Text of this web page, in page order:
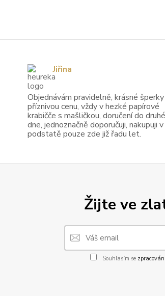
Žijte ve
Souhlasím se
Objednávám pravidelně, krásné
příznivou cenu, vždy v hezké papírové
krabičče s mašličkou, doručení do
dne, jednoznačně doporučuji, nakupuji v
podstatě pouze zde již řadu let.
Jiřina